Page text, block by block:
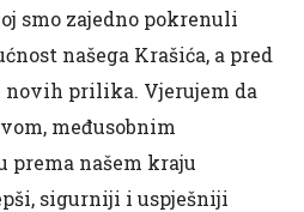
smo zajedno pokrenuli
našega Krašića, a pred
novih prilika. Vjerujem da
međusobnim
prema našem kraju
sigurniji i uspješniji